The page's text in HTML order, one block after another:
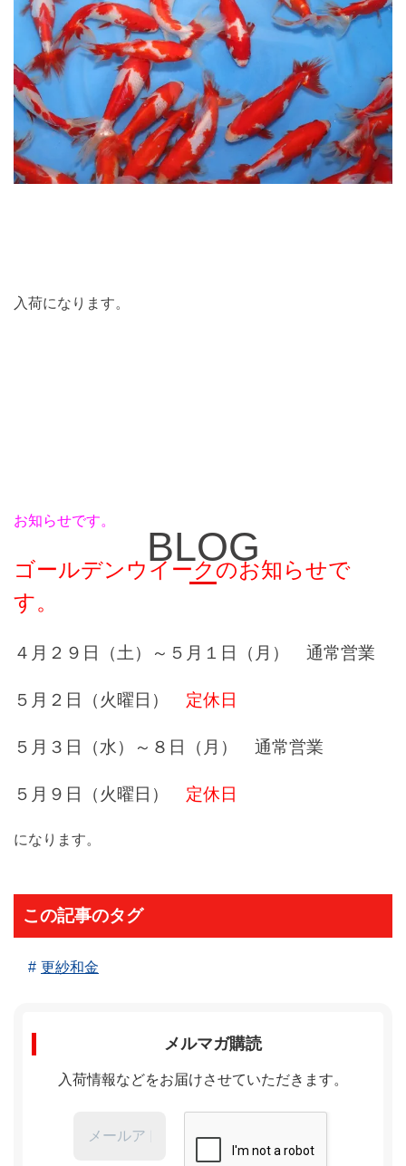
BLOG
入荷になります。
お知らせです。
ゴールデンウイークのお知らせで
す。
４月２９日（土）～５月１日（月） 通常営業
５月２日（火曜日） 定休日
５月３日（水）～８日（月） 通常営業
５月９日（火曜日） 定休日
になります。
この記事のタグ
更紗和金
メルマガ購読
入荷情報などをお届けさせていただきます。